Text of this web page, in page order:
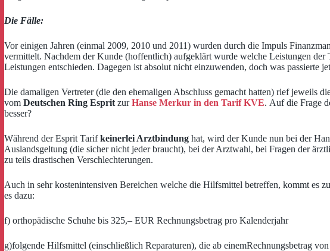
Die Fälle:
Vor einigen Jahren (einmal 2009, 2010 und 2011) wurden durch die Impuls
vermittelt. Nachdem der Kunde (hoffentlich) aufgeklärt wurde welche Leistungen
Leistungen entschieden. Dagegen ist absolut nicht einzuwenden, doch was passierte
Die damaligen Vertreter (die den ehemaligen Abschluss gemacht hatten) rief jeweils
vom Deutschen Ring Esprit zurHanse Merkur in den Tarif KVE. Auf die Frage
besser?
Während der Esprit Tarifkeinerlei Arztbindung hat, wird der Kunde nun bei der
Auslandsgeltung (die sicher nicht jeder braucht), bei der Arztwahl, bei Fragen der
zu teils drastischen Verschlechterungen.
Auch in sehr kostenintensiven Bereichen welche die Hilfsmittel betreffen, kommt es
es dazu:
f) orthopädische Schuhe bis 325,– EUR Rechnungsbetrag pro Kalenderjahr
g)folgende Hilfsmittel (einschließlich Reparaturen), die ab einemRechnungsbetrag